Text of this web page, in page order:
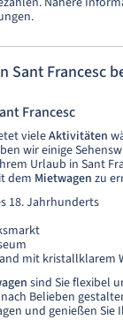
Sant Francesc
Francesc
vieleAktivitäten
wir einige
Urlaub in Sant
dem Mietwagen zu
18. Jahrhunderts
mit kristallklarem
sind Sie flexibel
Belieben
und genießen Sie